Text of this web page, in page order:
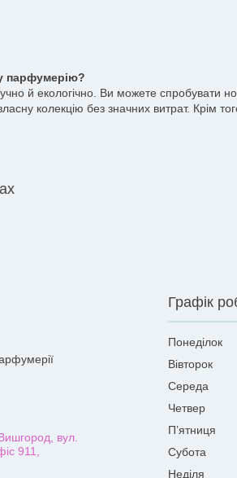
парфумерію?
й екологічно. Ви можете спробувати
колекцію без значних витрат. Крім
вул.
911,
Графік
Понеділок
Вівторок
Середа
Четвер
Пʼятниця
Субота
Неділя